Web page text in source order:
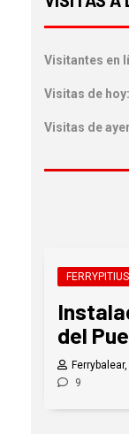
Visitantes en
Visitas de hoy:
Visitas de
del
9